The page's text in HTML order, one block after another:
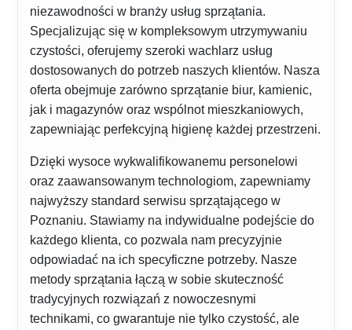
niezawodności w branży usług sprzątania.
Specjalizując się w kompleksowym utrzymywaniu
czystości, oferujemy szeroki wachlarz usług
dostosowanych do potrzeb naszych klientów. Nasza
oferta obejmuje zarówno sprzątanie biur, kamienic,
jak i magazynów oraz wspólnot mieszkaniowych,
zapewniając perfekcyjną higienę każdej przestrzeni.
Dzięki wysoce wykwalifikowanemu personelowi
oraz zaawansowanym technologiom, zapewniamy
najwyższy standard serwisu sprzątającego w
Poznaniu. Stawiamy na indywidualne podejście do
każdego klienta, co pozwala nam precyzyjnie
odpowiadać na ich specyficzne potrzeby. Nasze
metody sprzątania łączą w sobie skuteczność
tradycyjnych rozwiązań z nowoczesnymi
technikami, co gwarantuje nie tylko czystość, ale